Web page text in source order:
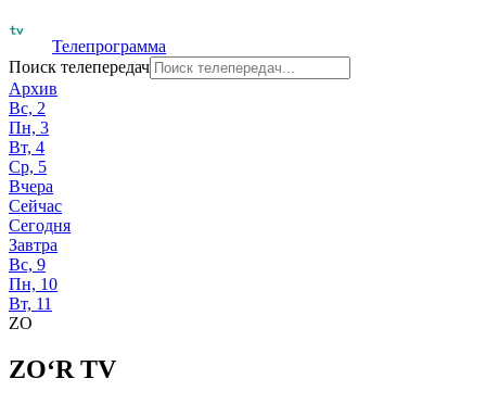
Телепрограмма
Поиск телепередач
Архив
Вс, 2
Пн, 3
Вт, 4
Ср, 5
Вчера
Сейчас
Сегодня
Завтра
Вс, 9
Пн, 10
Вт, 11
ZO
ZO‘R TV